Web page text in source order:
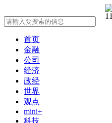
首页
金融
公司
经济
政经
世界
观点
mini+
科技